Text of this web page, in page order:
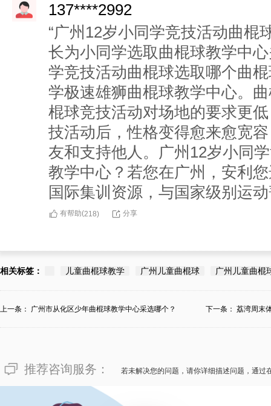
137****2992
“广州12岁小同学竞技活动曲棍
长为小同学选取曲棍球教学中
学竞技活动曲棍球选取哪个曲
学极速雄狮曲棍球教学中心。
棍球竞技活动对场地的要求更
技活动后，性格变得愈来愈宽
友和支持他人。广州12岁小同
教学中心？若您在广州，安利
国际集训资源，与国家级别运
有帮助(218) 分享
相关标签： 儿童曲棍球教学 广州儿童曲棍球 广州儿童曲棍
上一条： 广州市从化区少年曲棍球教学中心采选哪个？ 下一条： 荔湾周末
推荐咨询服务： 若未解决您的问题，请你详细描述问题，通过